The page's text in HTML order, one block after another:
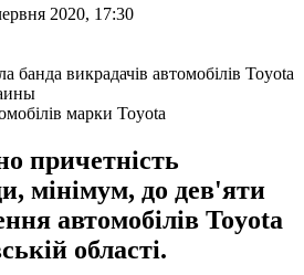
2020, 17:30
марки Toyota
причетність
мінімум, до дев'яти
автомобілів Toyota
області.